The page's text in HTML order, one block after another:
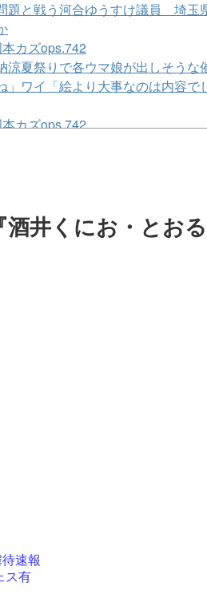
題と戦う河合ゆうすけ議員 埼
カズops.742
涼夏祭りで各ウマ娘が出しそうな
」ワイ「絵より大事なのは内容
カズops.742
ない層の考え方「金無きゃ払わ
業、社名を「プチプチ株式会社
家賃3万4000円の湘南の家から
オワオワになってるルラち
言われる→…これって正論か？
やオホーツク海で軍事演習開始
酒井くにお・とお
速報
ス有